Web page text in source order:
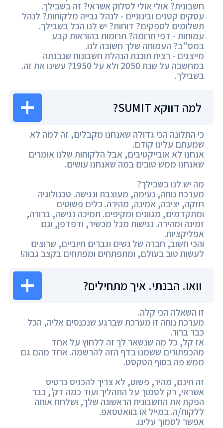
חשבונית? אולי אולי לסלוק אשראי? זה בשבילך.
עסקים קטנים ובינוניים - לנהל גבייה מלקוחות? לנהל
תשלומים לספקים? דוחות? יש לנו הכל בשבילך.
עמותות - דפי תרומה? תרומות בהוראות קבע
במס"ב? העמותה שלך חשובה לנו.
מייצגים - רצית תוכנת הנהלת חשבונות שנבנתה
במחשבה על שנת 2050 ולא על 1950? עשינו את זה.
בשבילך.
למה דווקא SUMIT?
כי התלונה הכי גדולה שאנחנו מקבלים, זה למה לא
שמעתם עלינו קודם.
אנחנו לא אובייקטיבים, אבל הלקוחות שלנו אומרים
שאנחנו ממש טובים במה שאנחנו עושים.
מה יש לנו בשבילך?
מערכת נוחה, נעימה, מעוצבת ונגישה. טכנולוגיה
חזקה, יציבה, אמינה, מהירה. כלים פשוטים
ומתקדמים, מגוונים ומקיפים. תמיכה נגישה, ברורה,
זמינה ומהירה. נגישות מכל מכשיר, ודפדפן, וגם
אפליקציות.
והכי חשוב, חברה של נשים וגברים חיוביים, שרוצים
לעשות טוב בעולם, ומתפתחים ומפתחים בקצב גבוה!
וואו. הבנתי. איך מתחילים?
זו השאלה הכי קלה.
מערכת נוחה זו מערכת שברגע שנכנסים אליה, הכל
כבר ברור.
אז קל, כל מה שנשאר לך זה ללחוץ על אחד
מהכפתורים ששמנו בדף הזה להרשמה. אחד מהם גם
ממש פה בסוף הטקסט.
זה חינם, מהיר, פשוט, לא צריך להכניס כרטיס
אשראי, רק לסמוך על התהליך ועוד כמה דק', כבר
הפקת את החשבונית הראשונה שלך, ושלחת אותה
ללקוח/ה. במייל או בוואטסאפ.
אפשר לסמוך עלינו.